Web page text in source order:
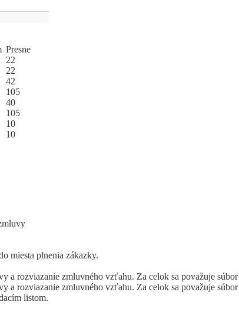
Pres­ne
22
22
42
105
40
105
10
10
miesta plnenia zákazky.
a rozviazanie zmluvného vzťahu. Za celok sa považuje
a rozviazanie zmluvného vzťahu. Za celok sa považuje
listom.